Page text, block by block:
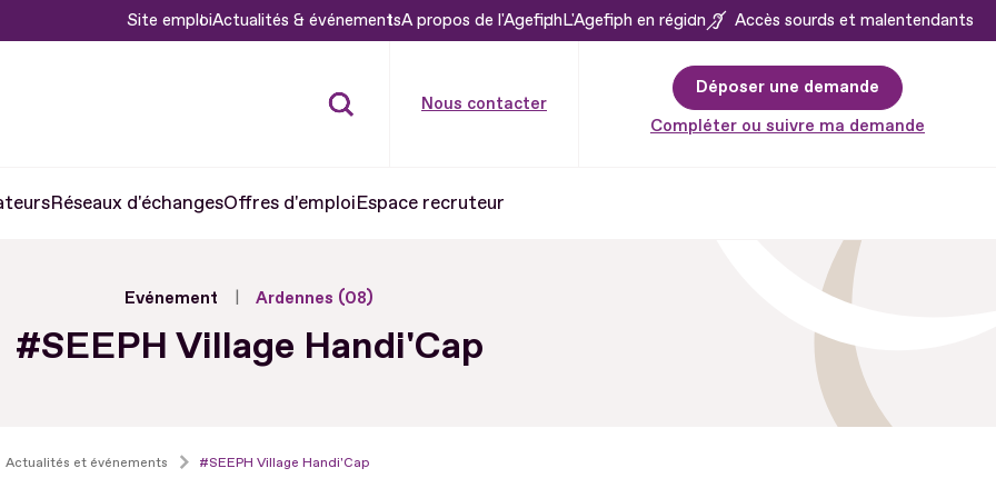
Site emploiActualités & événementsA propos de l'AgefiphL'Agefiph en région Accès sourds et malentendants
Nous contacter
Déposer une demande
Compléter ou suivre ma demande
Réseaux d'échangesOffres d'emploiEspace recruteur
Evénement Ardennes (08)
#SEEPH Village Handi'Cap
Actualités et événements #SEEPH Village Handi'Cap